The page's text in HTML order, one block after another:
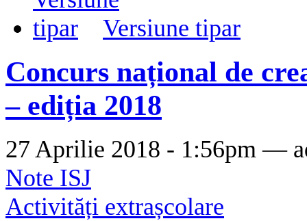
Versiune tipar
Concurs național de
– ediția 2018
27 Aprilie 2018 - 1:56pm —
Note ISJ
Activități extrașcolare